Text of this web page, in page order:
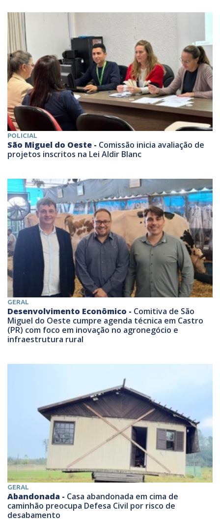
POLICIAL
São Miguel do Oeste - Comissão inicia avaliação de
projetos inscritos na Lei Aldir Blanc
GERAL
Desenvolvimento Econômico - Comitiva de São
Miguel do Oeste cumpre agenda técnica em Castro
(PR) com foco em inovação no agronegócio e
infraestrutura rural
GERAL
Abandonada - Casa abandonada em cima de
caminhão preocupa Defesa Civil por risco de
desabamento